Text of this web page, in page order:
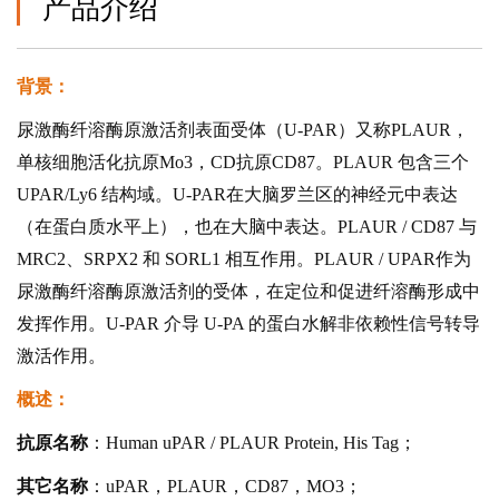
产品介绍
背景：
尿激酶纤溶酶原激活剂表面受体（U-PAR）又称PLAUR，
单核细胞活化抗原Mo3，CD抗原CD87。PLAUR 包含三个
UPAR/Ly6 结构域。U-PAR在大脑罗兰区的神经元中表达
（在蛋白质水平上），也在大脑中表达。PLAUR / CD87 与
MRC2、SRPX2 和 SORL1 相互作用。PLAUR / UPAR作为
尿激酶纤溶酶原激活剂的受体，在定位和促进纤溶酶形成中
发挥作用。U-PAR 介导 U-PA 的蛋白水解非依赖性信号转导
激活作用。
概述：
抗原名称：Human uPAR / PLAUR Protein, His Tag；
其它名称：uPAR，PLAUR，CD87，MO3；